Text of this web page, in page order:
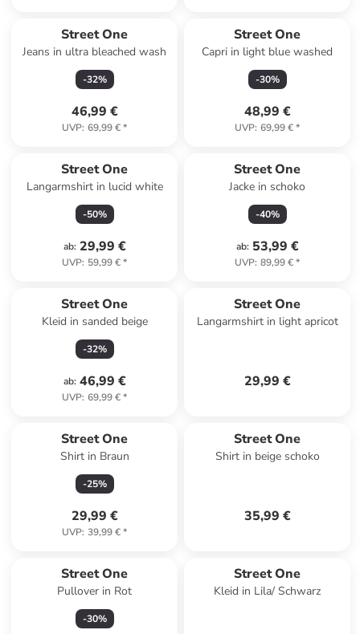
Street One
Jeans in ultra bleached wash
-32%
46,99 €
UVP: 69,99 €*
Street One
Capri in light blue washed
-30%
48,99 €
UVP: 69,99 €*
Street One
Langarmshirt in lucid white
-50%
ab: 29,99 €
UVP: 59,99 €*
Street One
Jacke in schoko
-40%
ab: 53,99 €
UVP: 89,99 €*
Street One
Kleid in sanded beige
-32%
ab: 46,99 €
UVP: 69,99 €*
Street One
Langarmshirt in light apricot
29,99 €
Street One
Shirt in Braun
-25%
29,99 €
UVP: 39,99 €*
Street One
Shirt in beige schoko
35,99 €
Street One
Pullover in Rot
-30%
Street One
Kleid in Lila/ Schwarz